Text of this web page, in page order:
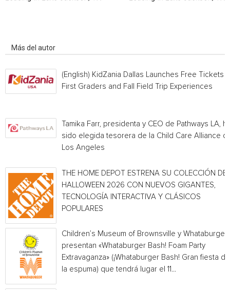
Más del autor
(English) KidZania Dallas Launches Free Tickets
First Graders and Fall Field Trip Experiences
Tamika Farr, presidenta y CEO de Pathways LA,
sido elegida tesorera de la Child Care Alliance of
Los Angeles
THE HOME DEPOT ESTRENA SU COLECCIÓN DE
HALLOWEEN 2026 CON NUEVOS GIGANTES,
TECNOLOGÍA INTERACTIVA Y CLÁSICOS
POPULARES
Children’s Museum of Brownsville y Whataburger
presentan «Whataburger Bash! Foam Party
Extravaganza» (¡Whataburger Bash! Gran fiesta de
la espuma) que tendrá lugar el 11...